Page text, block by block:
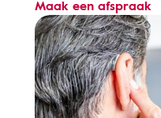
Maak een afspraak